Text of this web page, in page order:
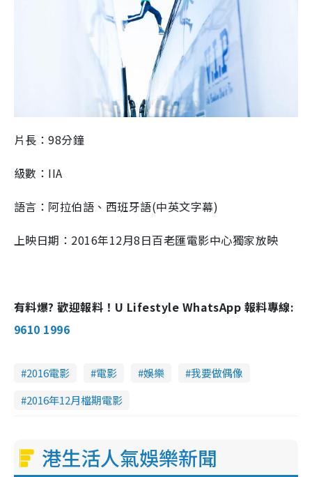
片長：98分鐘
級數 ： IIA
語言： 阿拉伯語、西班牙語(中英文字幕)
上映日期：2016年12月8日百老匯電影中心獨家放映
有料爆? 歡迎報料！U Lifestyle WhatsApp 報料專線:
9610 1996
2016電影 電影 娛樂
我要做偶像
2016年12月檔期電影
港生活人氣娛樂新聞